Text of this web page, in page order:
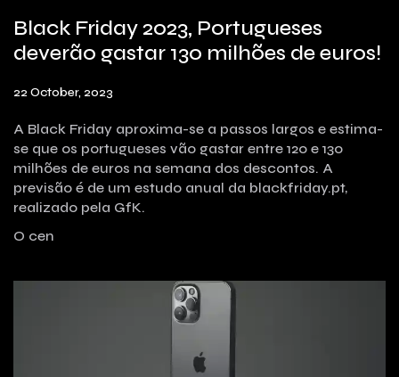
Black Friday 2023, Portugueses
deverão gastar 130 milhões de euros!
22 October, 2023
A Black Friday aproxima-se a passos largos e estima-
se que os portugueses vão gastar entre 120 e 130
milhões de euros na semana dos descontos. A
previsão é de um estudo anual da blackfriday.pt,
realizado pela GfK.
O cen